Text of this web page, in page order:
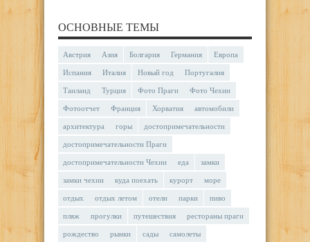
ОСНОВНЫЕ ТЕМЫ
Австрия Азия Болгария Германия Европа
Испания Италия Новый год Португалия
Таиланд Турция Фото Праги Фото Чехии
Фотоотчет Франция Хорватия автомобили
архитектура горы достопримечательности
достопримечательности Праги
достопримечательности Чехии еда замки
замки чехии куда поехать курорт море
отдых отдых летом отели парки пиво
пляж прогулки путешествия рестораны праги
рождество рынки сады самолеты